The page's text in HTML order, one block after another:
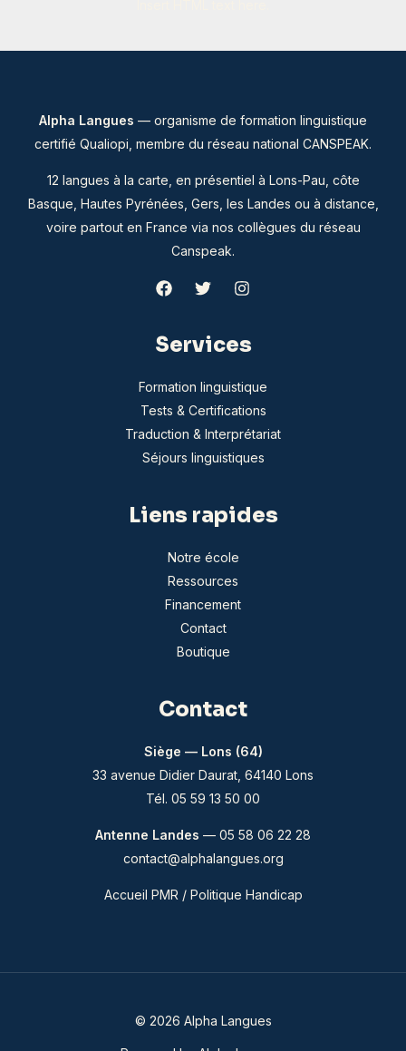
Alpha Langues — organisme de formation linguistique
certifié Qualiopi, membre du réseau national CANSPEAK.
12 langues à la carte, en présentiel à Lons-Pau, côte
Basque, Hautes Pyrénées, Gers, les Landes ou à distance,
voire partout en France via nos collègues du réseau
Canspeak.
Services
Formation linguistique
Tests & Certifications
Traduction & Interprétariat
Séjours linguistiques
Liens rapides
Notre école
Ressources
Financement
Contact
Boutique
Contact
Siège — Lons (64)
33 avenue Didier Daurat, 64140 Lons
Tél. 05 59 13 50 00
Antenne Landes — 05 58 06 22 28
contact@alphalangues.org
Accueil PMR / Politique Handicap
© 2026 Alpha Langues